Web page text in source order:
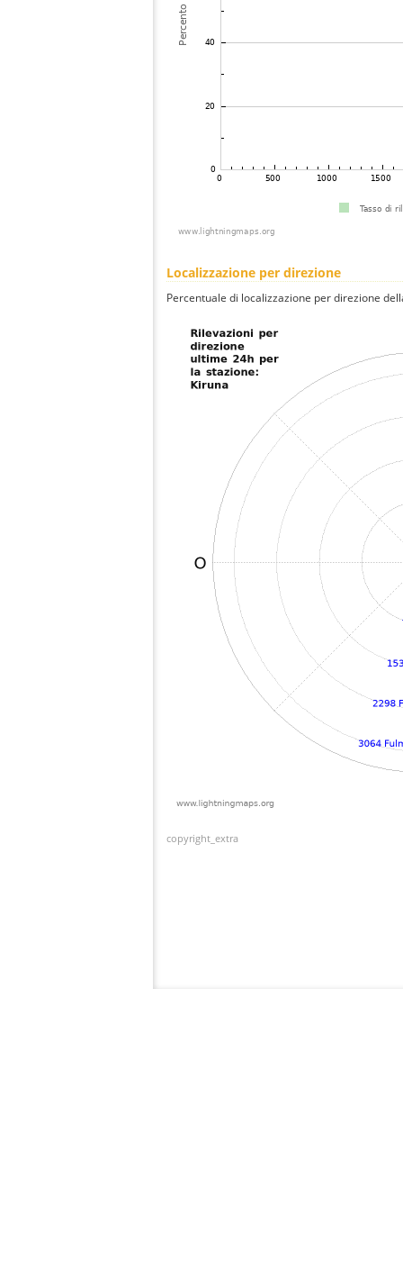
Localizzazione per direzione
Percentuale di localizzazione per direzione
copyright_extra